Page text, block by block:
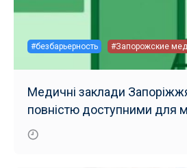
#безбарьерность #Запорожские
Медичні заклади
повністю доступними для
груп населення